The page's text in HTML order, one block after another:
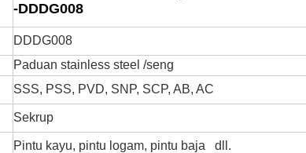
-DDDG008
DDDG008
Paduan stainless steel /seng
SSS, PSS, PVD, SNP, SCP, AB, AC
Sekrup
Pintu kayu, pintu logam, pintu baja dll.